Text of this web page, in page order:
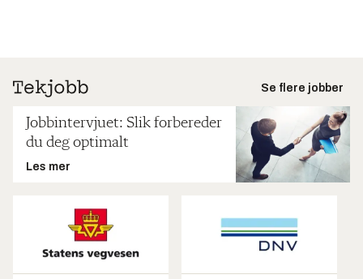
Se flere jobber
Jobbintervjuet: Slik forbereder
du deg optimalt
Les mer